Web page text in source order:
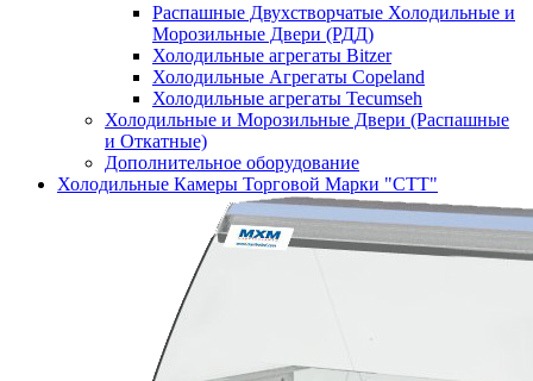
Распашные Двухстворчатые Холодильные и
Морозильные Двери (РДД)
Холодильные агрегаты Bitzer
Холодильные Агрегаты Copeland
Холодильные агрегаты Tecumseh
Холодильные и Морозильные Двери (Распашные
и Откатные)
Дополнительное оборудование
Холодильные Камеры Торговой Марки "СТТ"